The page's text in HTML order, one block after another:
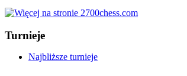
Turnieje
Najbliższe turnieje